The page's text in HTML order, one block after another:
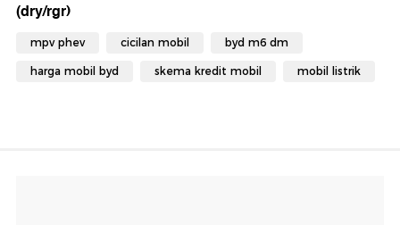
(dry/rgr)
mpv phev cicilan mobil byd m6 dm
harga mobil byd skema kredit mobil mobil listrik